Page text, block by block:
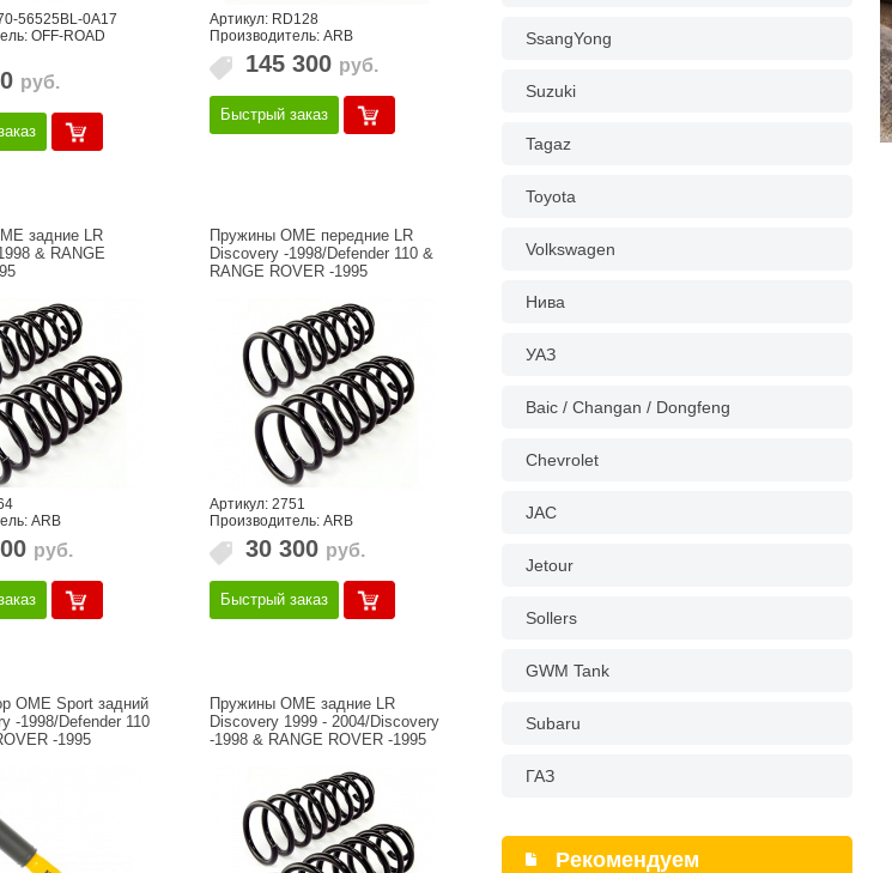
56525BL-0A17
OFF-ROAD
руб.
Артикул: RD128
Производитель: ARB
145 300 руб.
Быстрый заказ
задние LR
& RANGE
ARB
руб.
Пружины OME передние LR
Discovery -1998/Defender 110 &
RANGE ROVER -1995
Артикул: 2751
Производитель: ARB
30 300 руб.
Быстрый заказ
OME Sport задний
-1998/Defender 110
-1995
Пружины OME задние LR
Discovery 1999 - 2004/Discovery
-1998 & RANGE ROVER -1995
SsangYong
Suzuki
Tagaz
Toyota
Volkswagen
Нива
УАЗ
Baic / Changan / Dongfeng
Chevrolet
JAC
Jetour
Sollers
GWM Tank
Subaru
ГАЗ
Рекомендуем